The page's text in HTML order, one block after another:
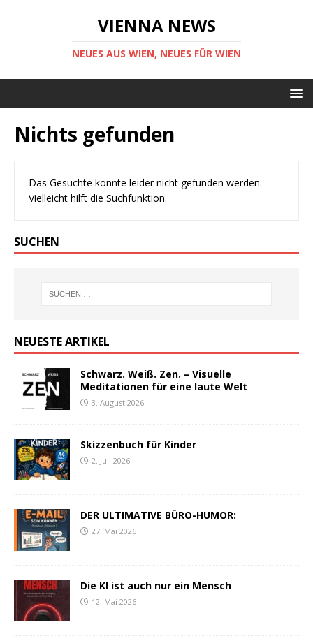
VIENNA NEWS
NEUES AUS WIEN, NEUES FÜR WIEN
Nichts gefunden
Das Gesuchte konnte leider nicht gefunden werden.
Vielleicht hilft die Suchfunktion.
SUCHEN
NEUESTE ARTIKEL
Schwarz. Weiß. Zen. – Visuelle
Meditationen für eine laute Welt
3. August 2026
Skizzenbuch für Kinder
2. Juli 2026
DER ULTIMATIVE BÜRO-HUMOR:
27. Mai 2026
Die KI ist auch nur ein Mensch
12. Mai 2026